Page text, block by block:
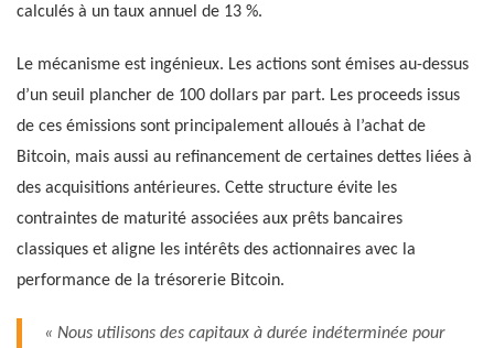
calculés à un taux annuel de 13 %.
Le mécanisme est ingénieux. Les actions sont émises au-dessus
d’un seuil plancher de 100 dollars par part. Les proceeds issus
de ces émissions sont principalement alloués à l’achat de
Bitcoin, mais aussi au refinancement de certaines dettes liées à
des acquisitions antérieures. Cette structure évite les
contraintes de maturité associées aux prêts bancaires
classiques et aligne les intérêts des actionnaires avec la
performance de la trésorerie Bitcoin.
« Nous utilisons des capitaux à durée indéterminée pour